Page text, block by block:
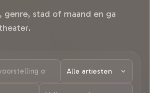
genre, stad of maand en ga